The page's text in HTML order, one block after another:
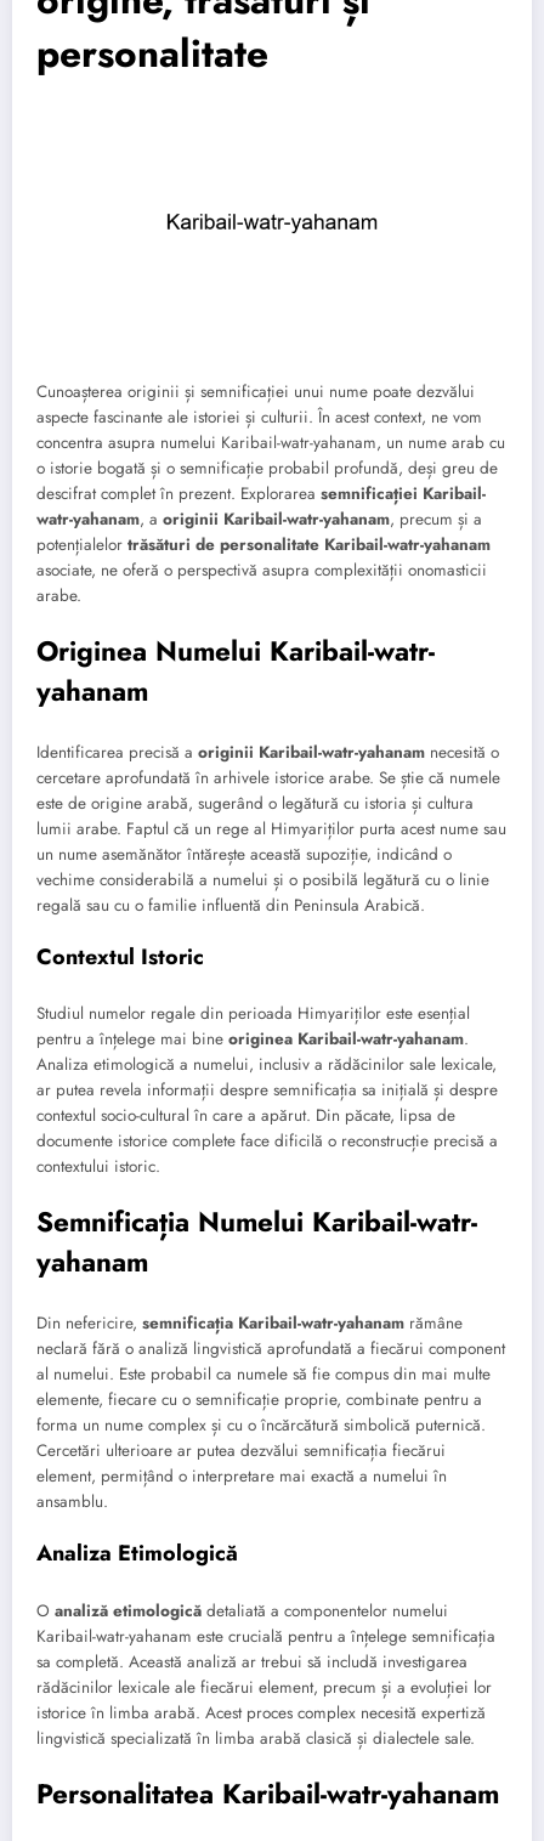
personalitate
Cunoașterea originii și semnificației unui nume poate dezvălui
aspecte fascinante ale istoriei și culturii. În acest context, ne vom
concentra asupra numelui Karibail-watr-yahanam, un nume arab cu
o istorie bogată și o semnificație probabil profundă, deși greu de
descifrat complet în prezent. Explorarea semnificației Karibail-
watr-yahanam, a originii Karibail-watr-yahanam, precum și a
potențialelor trăsături de personalitate Karibail-watr-yahanam
asociate, ne oferă o perspectivă asupra complexității onomasticii
arabe.
Originea Numelui Karibail-watr-
yahanam
Identificarea precisă a originii Karibail-watr-yahanam necesită o
cercetare aprofundată în arhivele istorice arabe. Se știe că numele
este de origine arabă, sugerând o legătură cu istoria și cultura
lumii arabe. Faptul că un rege al Himyariților purta acest nume sau
un nume asemănător întărește această supoziție, indicând o
vechime considerabilă a numelui și o posibilă legătură cu o linie
regală sau cu o familie influentă din Peninsula Arabică.
Contextul Istoric
Studiul numelor regale din perioada Himyariților este esențial
pentru a înțelege mai bine originea Karibail-watr-yahanam.
Analiza etimologică a numelui, inclusiv a rădăcinilor sale lexicale,
ar putea revela informații despre semnificația sa inițială și despre
contextul socio-cultural în care a apărut. Din păcate, lipsa de
documente istorice complete face dificilă o reconstrucție precisă a
contextului istoric.
Semnificația Numelui Karibail-watr-
yahanam
Din nefericire, semnificația Karibail-watr-yahanam rămâne
neclară fără o analiză lingvistică aprofundată a fiecărui component
al numelui. Este probabil ca numele să fie compus din mai multe
elemente, fiecare cu o semnificație proprie, combinate pentru a
forma un nume complex și cu o încărcătură simbolică puternică.
Cercetări ulterioare ar putea dezvălui semnificația fiecărui
element, permițând o interpretare mai exactă a numelui în
ansamblu.
Analiza Etimologică
O analiză etimologică detaliată a componentelor numelui
Karibail-watr-yahanam este crucială pentru a înțelege semnificația
sa completă. Această analiză ar trebui să includă investigarea
rădăcinilor lexicale ale fiecărui element, precum și a evoluției lor
istorice în limba arabă. Acest proces complex necesită expertiză
lingvistică specializată în limba arabă clasică și dialectele sale.
Personalitatea Karibail-watr-yahanam